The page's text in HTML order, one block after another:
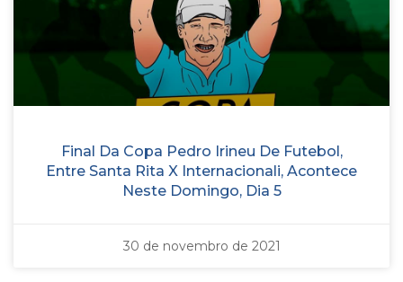
Final Da Copa Pedro Irineu De Futebol,
Entre Santa Rita X Internacionali, Acontece
Neste Domingo, Dia 5
30 de novembro de 2021